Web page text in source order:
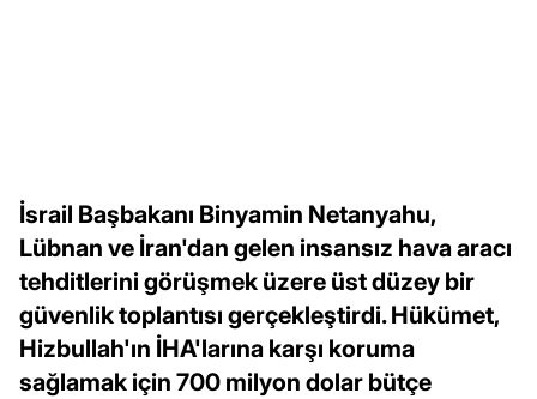
İsrail Başbakanı Binyamin Netanyahu,
Lübnan ve İran'dan gelen insansız hava aracı
tehditlerini görüşmek üzere üst düzey bir
güvenlik toplantısı gerçekleştirdi. Hükümet,
Hizbullah'ın İHA'larına karşı koruma
sağlamak için 700 milyon dolar bütçe